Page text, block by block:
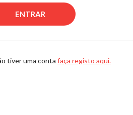
tiver uma conta faça registo aqui.